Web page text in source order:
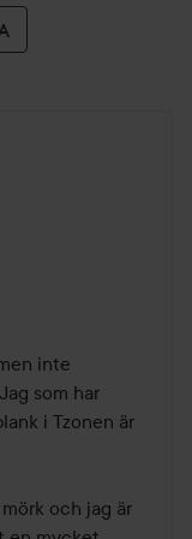
underton
inte
som har
i Tzonen är
och jag är